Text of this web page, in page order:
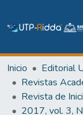
Inicio
Revistas